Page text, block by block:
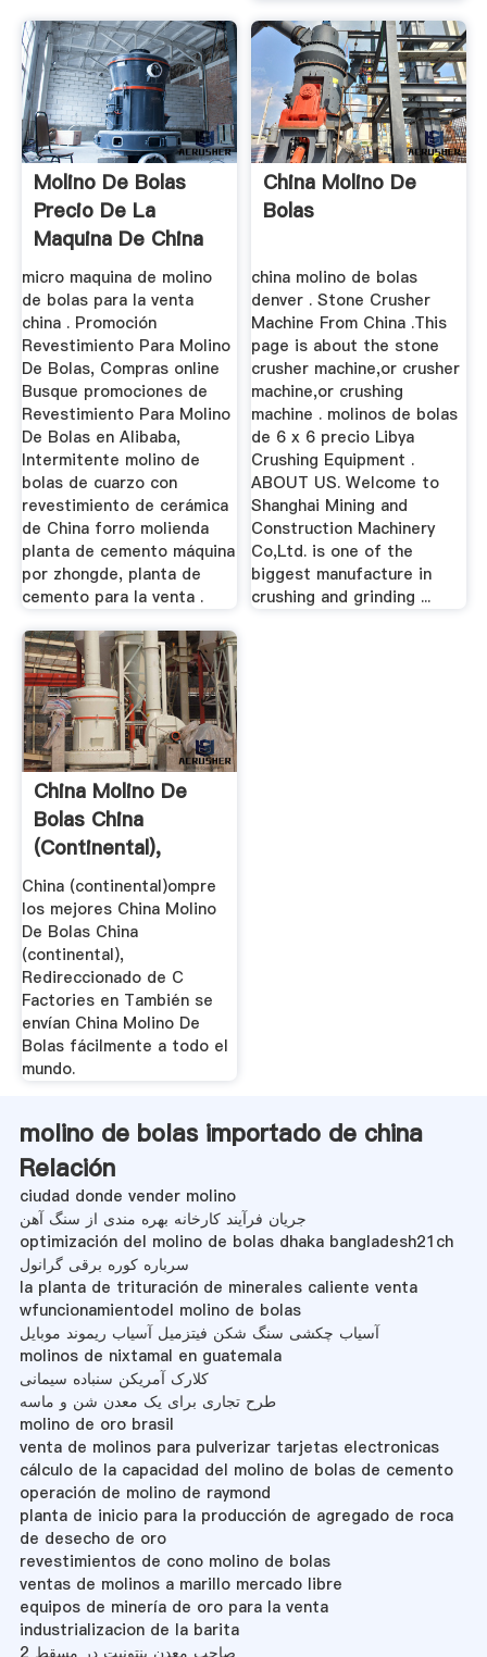
Molino De Bolas
Precio De La
Maquina De China
micro maquina de molino
de bolas para la venta
china . Promoción
Revestimiento Para Molino
De Bolas, Compras online
Busque promociones de
Revestimiento Para Molino
De Bolas en Alibaba,
Intermitente molino de
bolas de cuarzo con
revestimiento de cerámica
de China forro molienda
planta de cemento máquina
por zhongde, planta de
cemento para la venta .
China Molino De
Bolas
china molino de bolas
denver . Stone Crusher
Machine From China .This
page is about the stone
crusher machine,or crusher
machine,or crushing
machine . molinos de bolas
de 6 x 6 precio Libya
Crushing Equipment .
ABOUT US. Welcome to
Shanghai Mining and
Construction Machinery
Co,Ltd. is one of the
biggest manufacture in
crushing and grinding ...
China Molino De
Bolas China
(continental),
Comprar Los ...
China (continental)ompre
los mejores China Molino
De Bolas China
(continental),
Redireccionado de C
Factories en También se
envían China Molino De
Bolas fácilmente a todo el
mundo.
molino de bolas importado de china
Relación
ciudad donde vender molino
جریان فرآیند کارخانه بهره مندی از سنگ آهن
optimización del molino de bolas dhaka bangladesh21ch
سرباره کوره برقی گرانول
la planta de trituración de minerales caliente venta
wfuncionamientodel molino de bolas
آسیاب چکشی سنگ شکن فیتزمیل آسیاب ریموند موبایل
molinos de nixtamal en guatemala
کلارک آمریکن سنباده سیمانی
طرح تجاری برای یک معدن شن و ماسه
molino de oro brasil
venta de molinos para pulverizar tarjetas electronicas
cálculo de la capacidad del molino de bolas de cemento
operación de molino de raymond
planta de inicio para la producción de agregado de roca
de desecho de oro
revestimientos de cono molino de bolas
ventas de molinos a marillo mercado libre
equipos de minería de oro para la venta
industrializacion de la barita
صاحب معدن بنتونیت در مسقط 2